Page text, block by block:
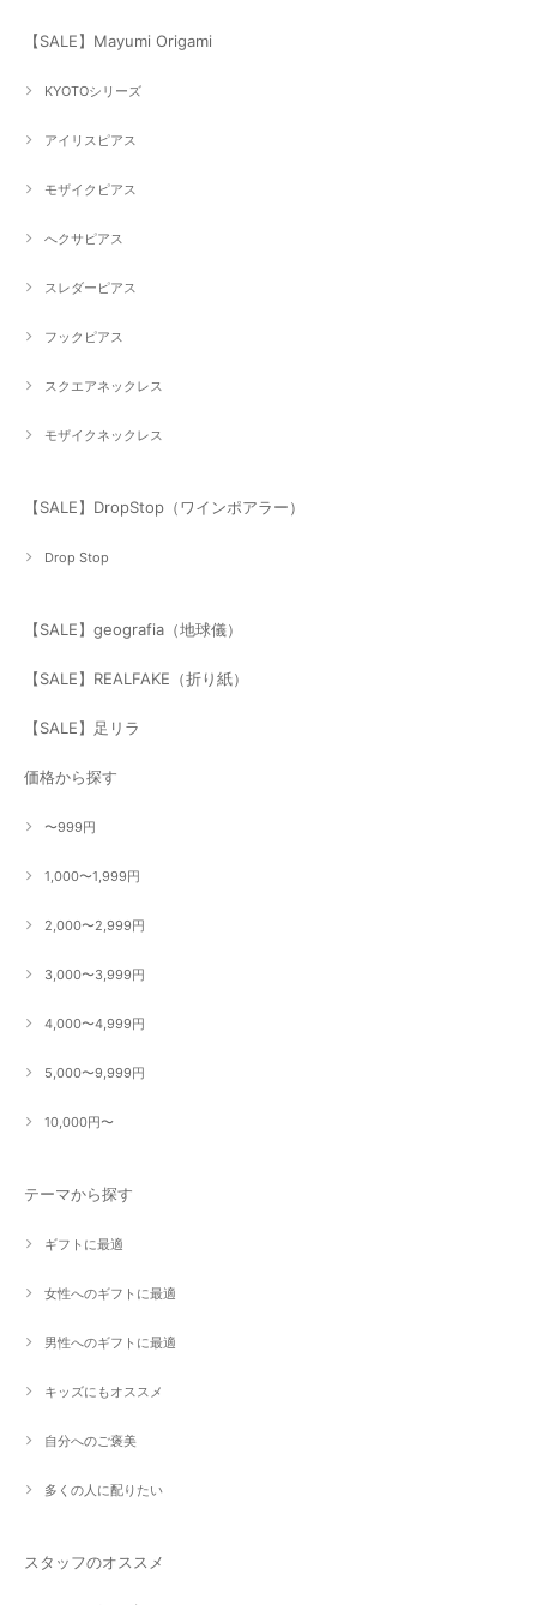
【SALE】Mayumi Origami
KYOTOシリーズ
アイリスピアス
モザイクピアス
へクサピアス
スレダーピアス
フックピアス
スクエアネックレス
モザイクネックレス
【SALE】DropStop（ワインポアラー）
Drop Stop
【SALE】geografia（地球儀）
【SALE】REALFAKE（折り紙）
【SALE】足リラ
価格から探す
〜999円
1,000〜1,999円
2,000〜2,999円
3,000〜3,999円
4,000〜4,999円
5,000〜9,999円
10,000円〜
テーマから探す
ギフトに最適
女性へのギフトに最適
男性へのギフトに最適
キッズにもオススメ
自分へのご褒美
多くの人に配りたい
スタッフのオススメ